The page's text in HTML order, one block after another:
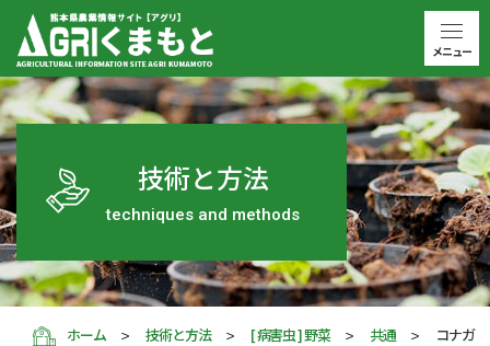
技術と方法
techniques and methods
ホーム 技術と方法 [ 病害虫 ] 野菜 共通 コナガ
メニュー